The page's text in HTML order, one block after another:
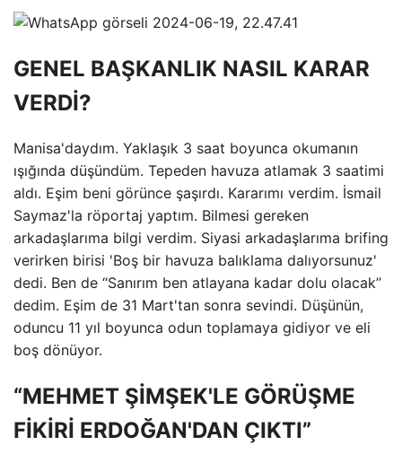
GENEL BAŞKANLIK NASIL KARAR
VERDİ?
Manisa'daydım. Yaklaşık 3 saat boyunca okumanın
ışığında düşündüm. Tepeden havuza atlamak 3 saatimi
aldı. Eşim beni görünce şaşırdı. Kararımı verdim. İsmail
Saymaz'la röportaj yaptım. Bilmesi gereken
arkadaşlarıma bilgi verdim. Siyasi arkadaşlarıma brifing
verirken birisi 'Boş bir havuza balıklama dalıyorsunuz'
dedi. Ben de “Sanırım ben atlayana kadar dolu olacak”
dedim. Eşim de 31 Mart'tan sonra sevindi. Düşünün,
oduncu 11 yıl boyunca odun toplamaya gidiyor ve eli
boş dönüyor.
“MEHMET ŞİMŞEK'LE GÖRÜŞME
FİKİRİ ERDOĞAN'DAN ÇIKTI”